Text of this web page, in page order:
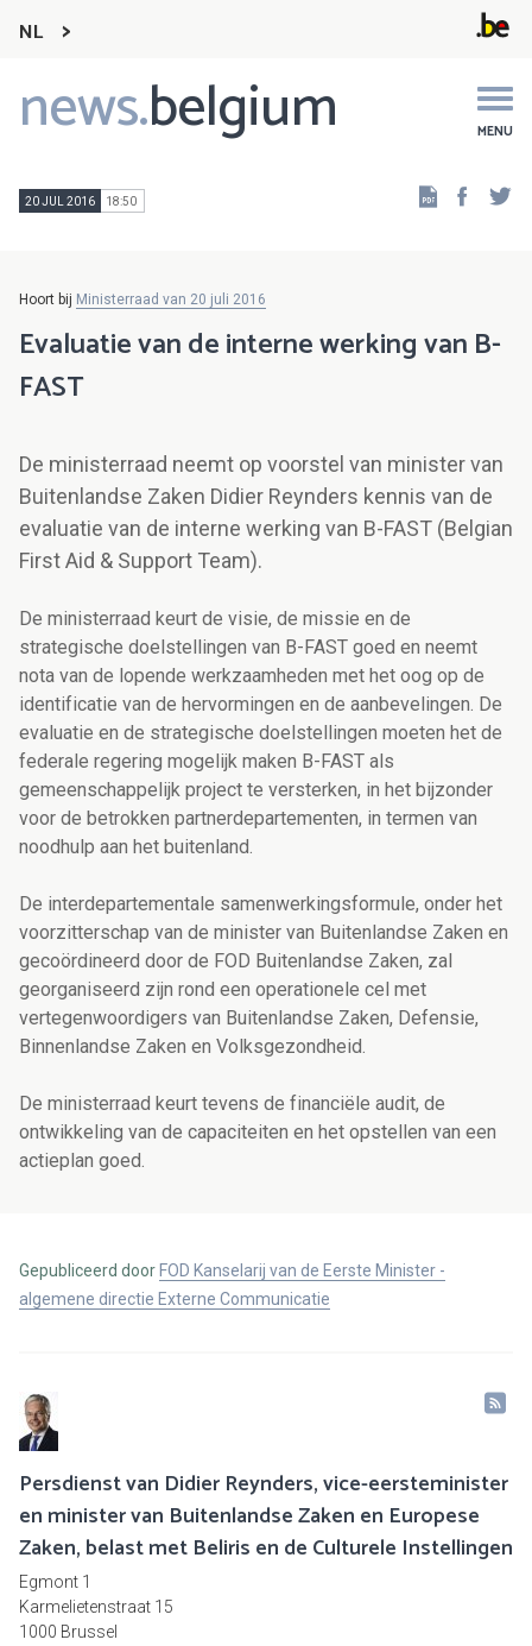
NL
news.belgium MENU
Main
navigation
20 JUL 2016 18:50
Hoort bij Ministerraad van 20 juli 2016
Evaluatie van de interne werking van B-
FAST
De ministerraad neemt op voorstel van minister van
Buitenlandse Zaken Didier Reynders kennis van de
evaluatie van de interne werking van B-FAST (Belgian
First Aid & Support Team).
De ministerraad keurt de visie, de missie en de
strategische doelstellingen van B-FAST goed en neemt
nota van de lopende werkzaamheden met het oog op de
identificatie van de hervormingen en de aanbevelingen. De
evaluatie en de strategische doelstellingen moeten het de
federale regering mogelijk maken B-FAST als
gemeenschappelijk project te versterken, in het bijzonder
voor de betrokken partnerdepartementen, in termen van
noodhulp aan het buitenland.
De interdepartementale samenwerkingsformule, onder het
voorzitterschap van de minister van Buitenlandse Zaken en
gecoördineerd door de FOD Buitenlandse Zaken, zal
georganiseerd zijn rond een operationele cel met
vertegenwoordigers van Buitenlandse Zaken, Defensie,
Binnenlandse Zaken en Volksgezondheid.
De ministerraad keurt tevens de financiële audit, de
ontwikkeling van de capaciteiten en het opstellen van een
actieplan goed.
Gepubliceerd door FOD Kanselarij van de Eerste Minister -
algemene directie Externe Communicatie
Persdienst van Didier Reynders, vice-eersteminister
en minister van Buitenlandse Zaken en Europese
Zaken, belast met Beliris en de Culturele Instellingen
Egmont 1
Karmelietenstraat 15
1000 Brussel